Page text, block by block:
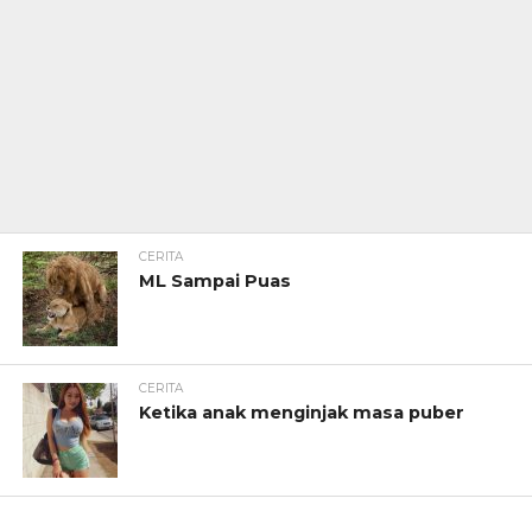
CERITA
ML Sampai Puas
CERITA
Ketika anak menginjak masa puber